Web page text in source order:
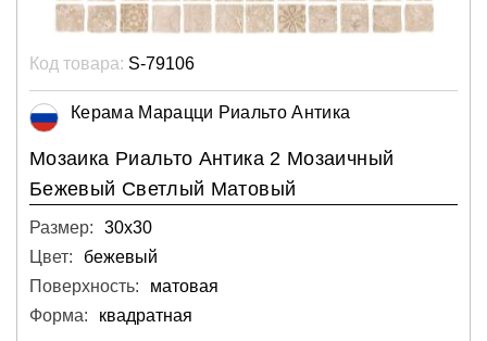
Код товара: S-79106
Керама Марацци Риальто Антика
Мозаика Риальто Антика 2 Мозаичный
Бежевый Светлый Матовый
Размер:
30х30
Цвет:
бежевый
Поверхность:
матовая
Форма:
квадратная